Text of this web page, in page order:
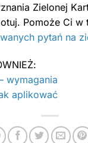
Zielonej
Pomoże Ci w
pytań na
wymagania
aplikować